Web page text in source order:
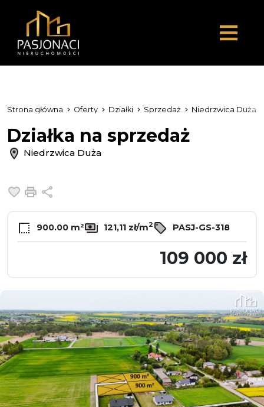
Strona główna Oferty Działki Sprzedaż Niedrzwica Duża
Działka na sprzedaż
Niedrzwica Duża
Dodaj do ulubionych
Drukuj
900.00 m² 121,11 zł/m2 PASJ-GS-318
109 000 zł